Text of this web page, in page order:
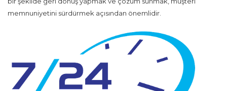
memnuniyetini sürdürmek açısından önemlidir.